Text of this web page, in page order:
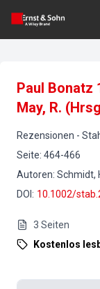
Paul Bonatz
May, R.
Rezensionen -
Seite: 464-466
Autoren: Schmidt,
DOI : 10.1002/
3 Seiten
Kostenlos